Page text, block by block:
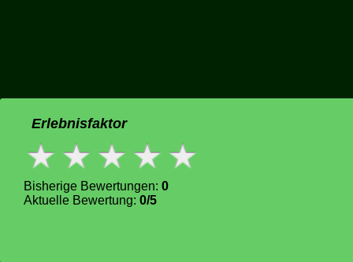
Erlebnisfaktor
Bisherige Bewertungen: 0
Aktuelle Bewertung: 0/5